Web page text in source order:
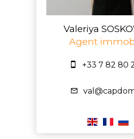
Valeriya
Agent
+33 7 82 80